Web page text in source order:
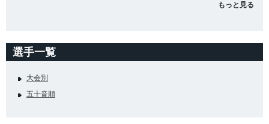
もっと見る
選手一覧
大会別
五十音順